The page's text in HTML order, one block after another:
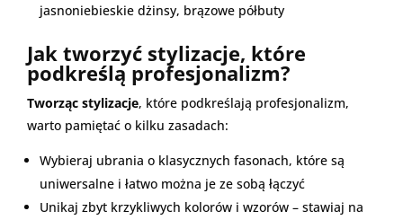
jasnoniebieskie dżinsy, brązowe półbuty
Jak tworzyć stylizacje, które
podkreślą profesjonalizm?
Tworząc stylizacje, które podkreślają profesjonalizm,
warto pamiętać o kilku zasadach:
Wybieraj ubrania o klasycznych fasonach, które są
uniwersalne i łatwo można je ze sobą łączyć
Unikaj zbyt krzykliwych kolorów i wzorów – stawiaj na